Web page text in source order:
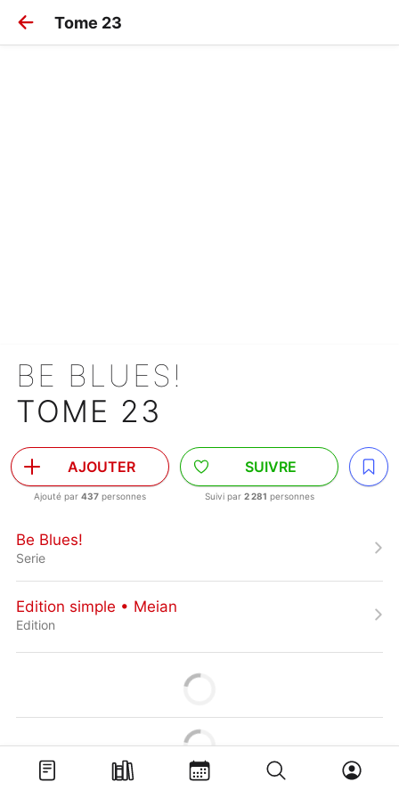
Tome 23
BE BLUES!
TOME 23
AJOUTER
Ajouté par 437 personnes
SUIVRE
Suivi par 2 281 personnes
Be Blues!
Serie
Edition simple • Meian
Edition